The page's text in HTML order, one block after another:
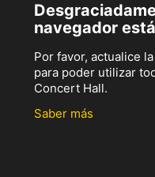
navegador
Por favor, actualice
para poder utilizar
Concert Hall.
Saber más